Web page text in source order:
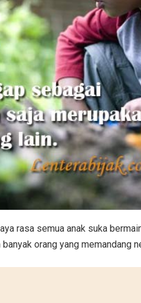
rasa semua anak suka
orang yang memandang